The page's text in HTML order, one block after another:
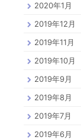
2020年1月
2019年12月
2019年11月
2019年10月
2019年9月
2019年8月
2019年7月
2019年6月